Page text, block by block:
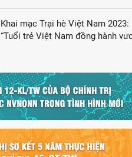
Khai mạc Trại hè Việt Nam 2023:
“Tuổi trẻ Việt Nam đồng hành